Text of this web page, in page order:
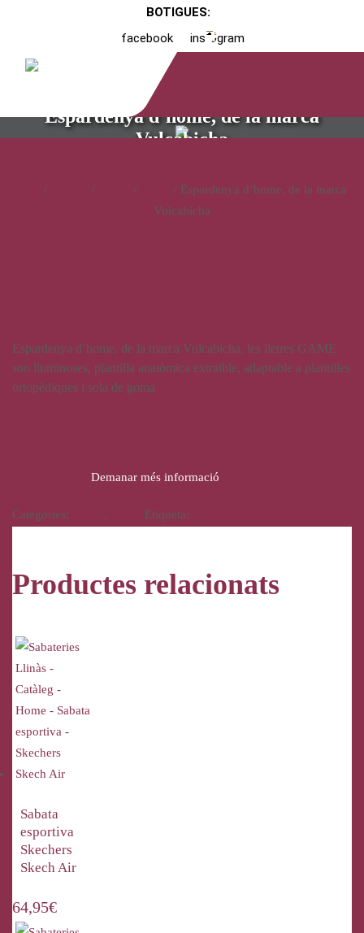
BOTIGUES:
facebook
instagram
Espardenya d’home, de la marca
Vulcabicha
/ / /
/ Espardenya d’home, de la marca
Vulcabicha
Espardenya d’home, de la marca Vulcabicha, les lletres GAME
son lluminoses, plantilla anatòmica extraible, adaptable a plantilles
ortopèdiques i sola de goma
Demanar més informació
Categories: , Etiqueta:
Productes relacionats
Sabata
esportiva
Skechers
Skech Air
64,95€